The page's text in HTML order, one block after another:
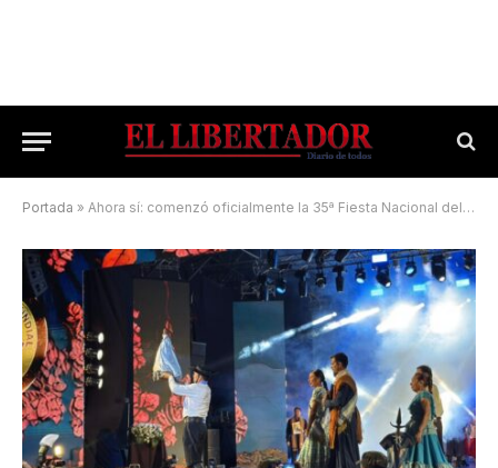
Portada » Ahora sí: comenzó oficialmente la 35ª Fiesta Nacional del Chamamé